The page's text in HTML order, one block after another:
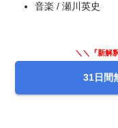
音楽 / 瀬川英史
＼＼『新解
31日間